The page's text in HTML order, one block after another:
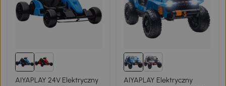
AIYAPLAY 24V Elektryczny
AIYAPLAY Elektryczny